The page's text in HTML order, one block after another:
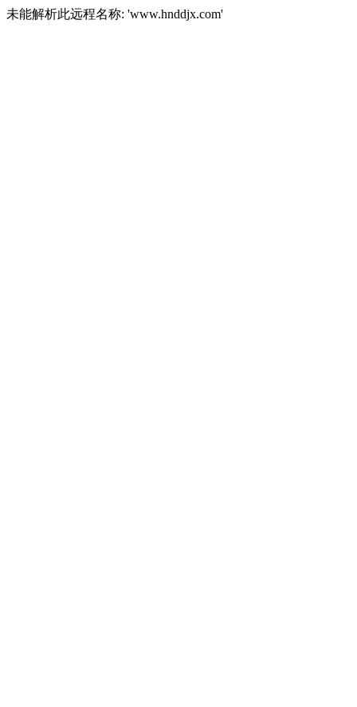
未能解析此远程名称: 'www.hnddjx.com'